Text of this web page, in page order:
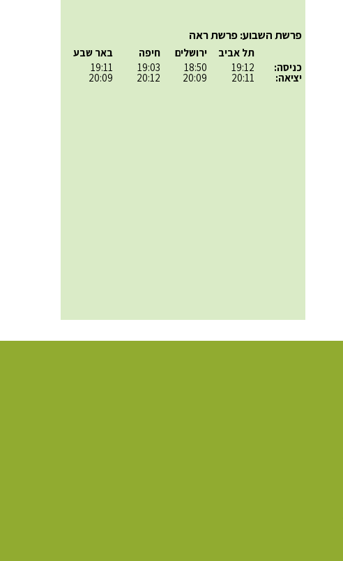
פרשת השבוע: פרשת ראה
כניסה:
יציאה:
תל אביב
19:12
20:11
ירושלים
18:50
20:09
חיפה
19:03
20:12
באר שבע
19:11
20:09